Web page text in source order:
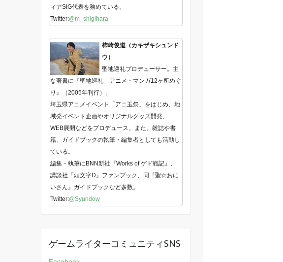
ィアSIG代表を務めている。
Twitter:@m_shigihara
柿崎俊道（カキザキシュンド
ウ）
聖地巡礼プロデューサー。主
な著書に『聖地巡礼 アニメ・マンガ12ヶ所めぐ
り』（2005年刊行）。
埼玉県アニメイベント「アニ玉祭」をはじめ、地
域発イベント企画やオリジナルグッズ開発、
WEB展開などをプロデュース。また、雑誌や書
籍、ガイドブックの執筆・編集者としても活動し
ている。
編集・執筆にBNN新社『Works of ゲド戦記』、
講談社『頭文字D』ファンブック、同『聖☆おに
いさん』ガイドブックなど多数。
Twitter:@Syundow
ゲームライターコミュニティSNS